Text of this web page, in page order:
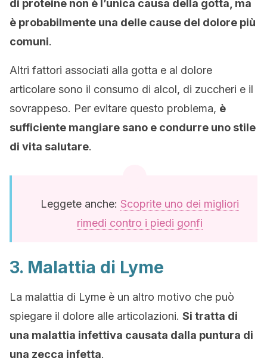
di proteine non è l’unica causa della gotta, ma
è probabilmente una delle cause del dolore più
comuni.
Altri fattori associati alla gotta e al dolore
articolare sono il consumo di alcol, di zuccheri e il
sovrappeso. Per evitare questo problema, è
sufficiente mangiare sano e condurre uno stile
di vita salutare.
Leggete anche: Scoprite uno dei migliori
rimedi contro i piedi gonfi
3. Malattia di Lyme
La malattia di Lyme è un altro motivo che può
spiegare il dolore alle articolazioni. Si tratta di
una malattia infettiva causata dalla puntura di
una zecca infetta.